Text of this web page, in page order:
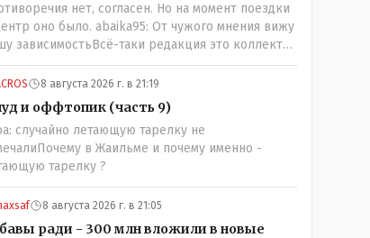
нет, согласен. Но на момент поездки
оно было. abaika95: От чужого мнения вижу
зависимостьВсё-таки редакция это коллектив
сохранить профессиональное лицо можно
бы и указать Общественному объединению на
корректность высказываний о вас в том тоне в
была та публикация.В комментарии от ОО
и мнение, и факт. На мнение я ответил там же.
же тоне отвечать не намерен, но акценты
А вот факт нужно было проверить. Что
сделали. И если это вы называете
то у меня другое представление об
термине.
8 августа 2026 г. в 21:19
и оффтопик (часть 9)
случайно летающую тарелку не
в Жаильме и почему именно -
тарелку ?
8 августа 2026 г. в 21:05
ради - 300 млн вложили в новые